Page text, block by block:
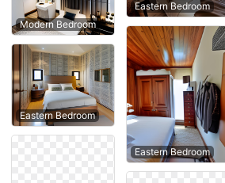
Modern Bedroom
Eastern Bedroom
Eastern Bedroom
Eastern Bedroom